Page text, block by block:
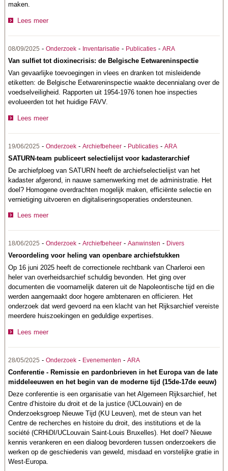
maken.
Lees meer
08/09/2025 -Onderzoek - Inventarisatie - Publicaties -ARA
Van sulfiet tot dioxinecrisis: de Belgische Eetwareninspectie
Van gevaarlijke toevoegingen in vlees en dranken tot misleidende
etiketten: de Belgische Eetwareninspectie waakte decennialang over de
voedselveiligheid. Rapporten uit 1954-1976 tonen hoe inspecties
evolueerden tot het huidige FAVV.
Lees meer
19/06/2025 -Onderzoek -Archiefbeheer - Publicaties -ARA
SATURN-team publiceert selectielijst voor kadasterarchief
De archiefploeg van SATURN heeft de archiefselectielijst van het
kadaster afgerond, in nauwe samenwerking met de administratie. Het
doel? Homogene overdrachten mogelijk maken, efficiënte selectie en
vernietiging uitvoeren en digitaliseringsoperaties ondersteunen.
Lees meer
18/06/2025 -Onderzoek -Archiefbeheer -Aanwinsten - Divers
Veroordeling voor heling van openbare archiefstukken
Op 16 juni 2025 heeft de correctionele rechtbank van Charleroi een
heler van overheidsarchief schuldig bevonden. Het ging over
documenten die voornamelijk dateren uit de Napoleontische tijd en die
werden aangemaakt door hogere ambtenaren en officieren. Het
onderzoek dat werd gevoerd na een klacht van het Rijksarchief vereiste
meerdere huiszoekingen en geduldige expertises.
Lees meer
28/05/2025 -Onderzoek - Evenementen -ARA
Conferentie - Remissie en pardonbrieven in het Europa van de late
middeleeuwen en het begin van de moderne tijd (15de-17de eeuw)
Deze conferentie is een organisatie van het Algemeen Rijksarchief, het
Centre d’histoire du droit et de la justice (UCLouvain) en de
Onderzoeksgroep Nieuwe Tijd (KU Leuven), met de steun van het
Centre de recherches en histoire du droit, des institutions et de la
société (CRHiDI/UCLouvain Saint-Louis Bruxelles). Het doel? Nieuwe
kennis verankeren en een dialoog bevorderen tussen onderzoekers die
werken op de geschiedenis van geweld, misdaad en vorstelijke gratie in
West-Europa.